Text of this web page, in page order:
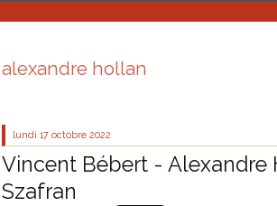
alexandre hollan
lundi 17 octobre 2022
Vincent Bébert - Alexandre
Szafran